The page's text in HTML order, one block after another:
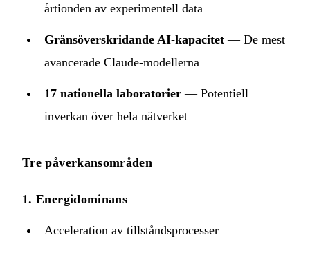
årtionden av experimentell data
Gränsöverskridande AI-kapacitet — De mest
avancerade Claude-modellerna
17 nationella laboratorier — Potentiell
inverkan över hela nätverket
Tre påverkansområden
1. Energidominans
Acceleration av tillståndsprocesser